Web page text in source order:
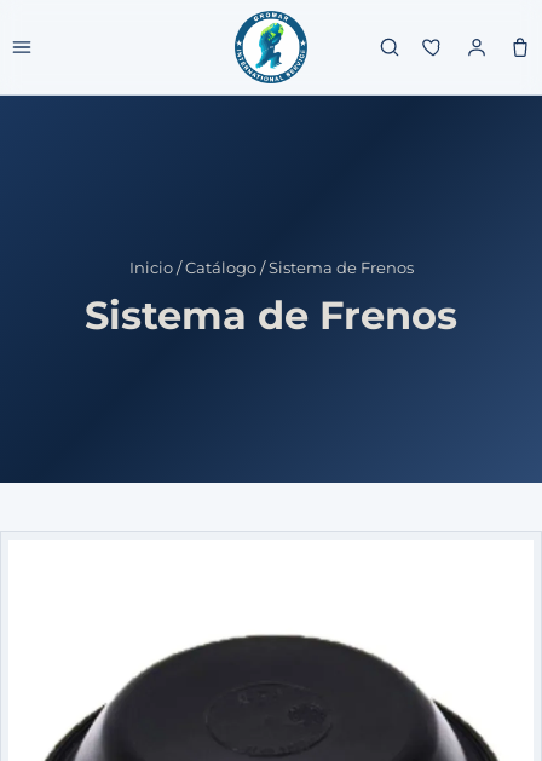
Inicio/Catálogo/Sistema de Frenos
Sistema de Frenos